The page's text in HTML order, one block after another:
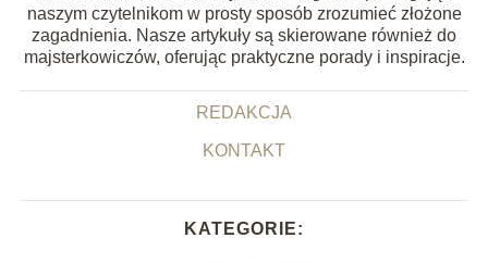
naszym czytelnikom w prosty sposób zrozumieć złożone
zagadnienia. Nasze artykuły są skierowane również do
majsterkowiczów, oferując praktyczne porady i inspiracje.
REDAKCJA
KONTAKT
KATEGORIE: